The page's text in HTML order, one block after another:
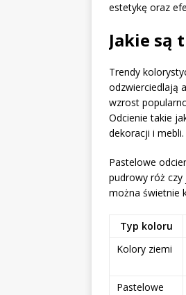
estetykę oraz
Jakie są
Trendy
odzwierciedlają
wzrost
Odcienie takie
dekoracji i mebli.
Pastelowe
pudrowy róż czy
można świetnie
Typ koloru
Kolory ziemi
Pastelowe